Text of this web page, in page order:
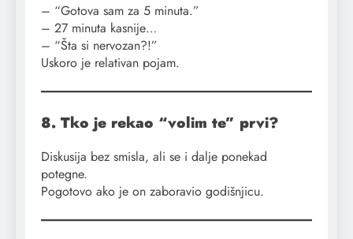
– “Gotova sam za 5 minuta.”
– 27 minuta kasnije…
– “Šta si nervozan?!”
Uskoro je relativan pojam.
8. Tko je rekao “volim te” prvi?
Diskusija bez smisla, ali se i dalje ponekad
potegne.
Pogotovo ako je on zaboravio godišnjicu.